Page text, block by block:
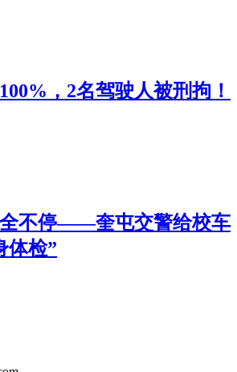
，2名驾驶人被刑拘！
不停——奎屯交警给校车
体检”